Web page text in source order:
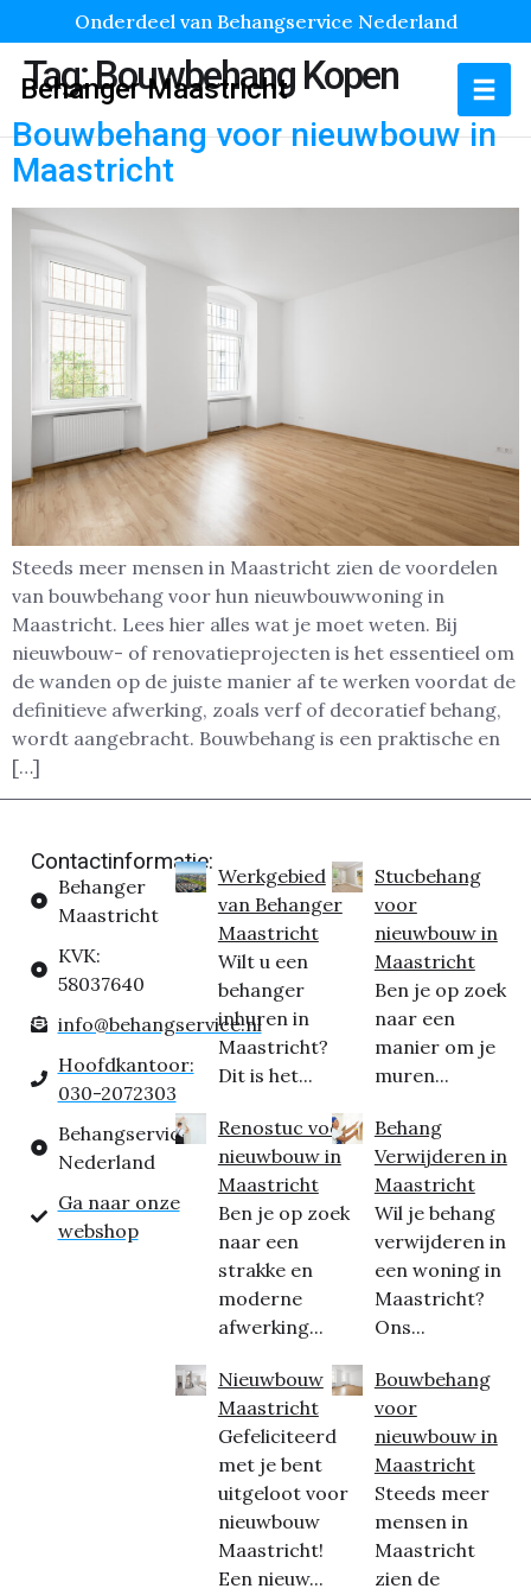
Onderdeel van Behangservice Nederland
Behanger Maastricht
Tag:Bouwbehang Kopen
Bouwbehang voor nieuwbouw in
Maastricht
Steeds meer mensen in Maastricht zien de voordelen
van bouwbehang voor hun nieuwbouwwoning in
Maastricht. Lees hier alles wat je moet weten. Bij
nieuwbouw- of renovatieprojecten is het essentieel om
de wanden op de juiste manier af te werken voordat de
definitieve afwerking, zoals verf of decoratief behang,
wordt aangebracht. Bouwbehang is een praktische en
[…]
Contactinformatie:
Behanger
Maastricht
KVK:
58037640
info@behangservice.nl
Hoofdkantoor:
030-2072303
Behangservice
Nederland
Ga naar onze
webshop
Werkgebied
van Behanger
Maastricht
Wilt u een
behanger
inhuren in
Maastricht?
Dit is het...
Renostuc voor
nieuwbouw in
Maastricht
Ben je op zoek
naar een
strakke en
moderne
afwerking...
Nieuwbouw
Maastricht
Gefeliciteerd
met je bent
uitgeloot voor
nieuwbouw
Maastricht!
Een nieuw...
Stucbehang
voor
nieuwbouw in
Maastricht
Ben je op zoek
naar een
manier om je
muren...
Behang
Verwijderen in
Maastricht
Wil je behang
verwijderen in
een woning in
Maastricht?
Ons...
Bouwbehang
voor
nieuwbouw in
Maastricht
Steeds meer
mensen in
Maastricht
zien de